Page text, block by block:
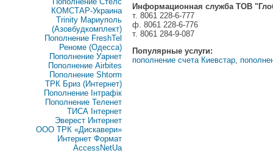
КОМСТАР-Украина
Trinity Мариуполь
(Азовбудкомплект)
Пополнение FreshTel
Реноме (Одесса)
Пополнение Уарнет
Пополнение Airbites
Пополнение Shtorm
ТРК Бриз (Интернет)
Пополнение Інтрафік
Пополнение Теленет
ТИСА Інтернет
Эверест Интернет
ООО ТРК «Дискавери»
Интернет Формат
AccessNetUa
Информационная служба ТОВ
т. 8061 228-6-777
ф. 8061 228-6-776
т. 8061 284-9-087
Популярные услуги:
пополнение счета Киевстар